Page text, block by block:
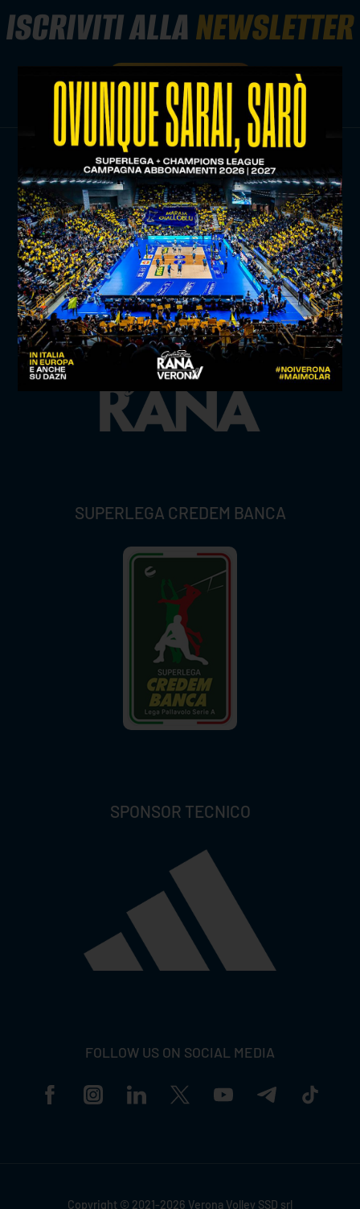
ISCRIVITI ALLANEWSLETTER
TITLE SPONSOR
SUPERLEGA CREDEM BANCA
SPONSOR TECNICO
FOLLOW US ON SOCIAL MEDIA
Copyright © 2021-2026 Verona Volley SSD srl